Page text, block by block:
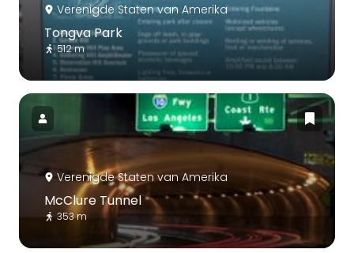
Verenigde Staten van Amerika
Tongva Park
512 m
Verenigde Staten van Amerika
McClure Tunnel
353 m